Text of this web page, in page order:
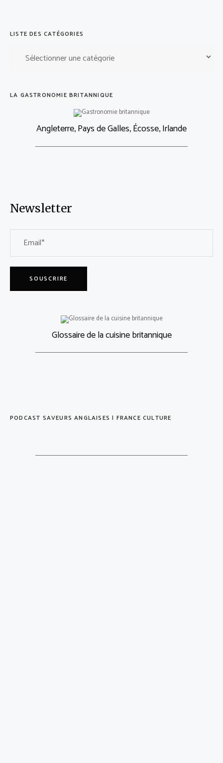
LISTE DES CATÉGORIES
LA GASTRONOMIE BRITANNIQUE
Angleterre, Pays de Galles, Écosse, Irlande
Newsletter
SOUSCRIRE
Glossaire de la cuisine britannique
PODCAST SAVEURS ANGLAISES | FRANCE CULTURE